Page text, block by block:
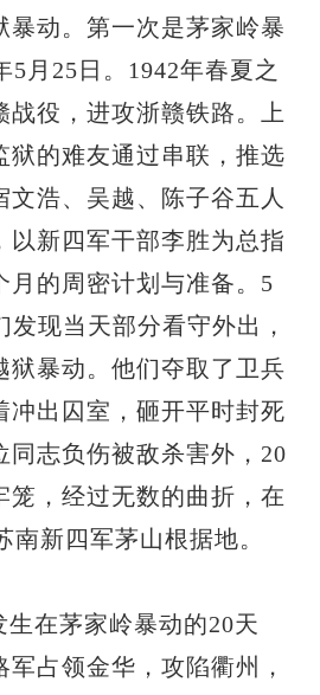
暴动。第一次是茅家岭暴
5月25日。1942年春夏之
战役，进攻浙赣铁路。上
狱的难友通过串联，推选
文浩、吴越、陈子谷五人
以新四军干部李胜为总指
月的周密计划与准备。5
发现当天部分看守外出，
狱暴动。他们夺取了卫兵
冲出囚室，砸开平时封死
同志负伤被敌杀害外，20
笼，经过无数的曲折，在
南新四军茅山根据地。
生在茅家岭暴动的20天
军占领金华，攻陷衢州，